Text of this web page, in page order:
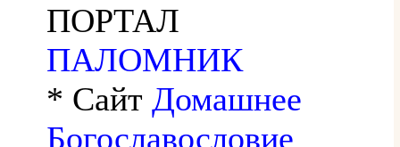
ПОРТАЛ
ПАЛОМНИК
* Сайт Домашнее
Богославословие